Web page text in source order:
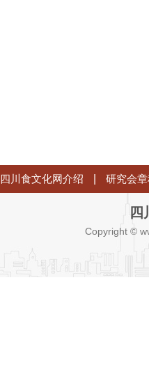
四川食文化网介绍 研究会
Copyright ©